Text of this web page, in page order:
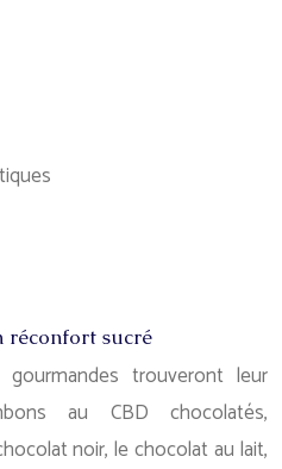
réconfort sucré
trouveront leur
au CBD chocolatés,
noir, le chocolat au lait,